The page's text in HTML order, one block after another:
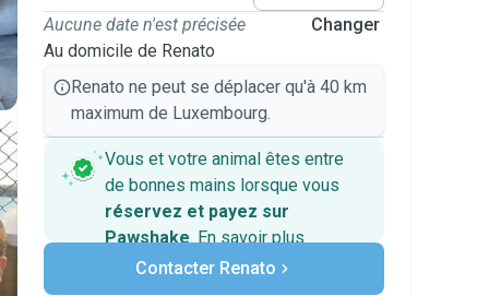
Aucune date n'est précisée
Au domicile de Renato
Changer
Renato ne peut se déplacer qu'à 40 km
maximum de Luxembourg.
Vous et votre animal êtes entre
de bonnes mains lorsque vous
réservez et payez sur
Pawshake. En savoir plus
Paiements sécurisés
Assistance en cas de
Contacter Renato